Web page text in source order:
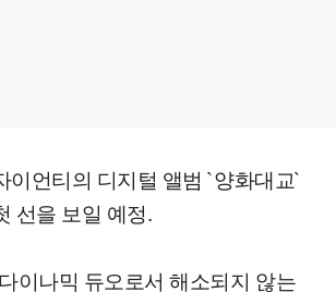
이언티의 디지털 앨범 `양화대교`
선을 보일 예정.
이나믹 듀오로서 해소되지 않는